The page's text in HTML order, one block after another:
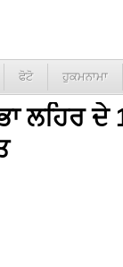
ਫੋਟੋ ਹੁਕਮਨਾਮਾ
ਲਹਿਰ ਦੇ